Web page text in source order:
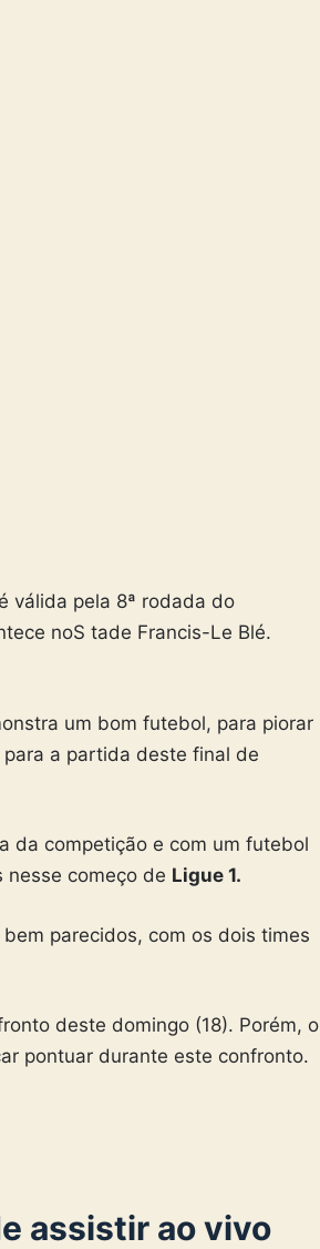
válida pela 8ª rodada do
noS tade Francis-Le Blé.
um bom futebol, para piorar
para a partida deste final de
da competição e com um futebol
começo de Ligue 1.
parecidos, com os dois times
deste domingo (18). Porém, o
pontuar durante este confronto.
assistir ao vivo